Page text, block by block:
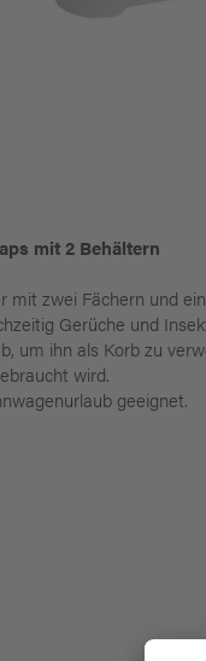
mit 2 Behältern
mit zwei Fächern und
Gerüche und
um ihn als Korb zu
wird.
geeignet.